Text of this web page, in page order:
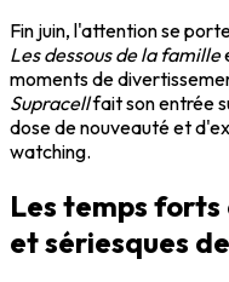
Fin juin, l'attention se
Les dessous de la famille
moments de
Supracellfait son entrée
dose de nouveauté et
watching.
Les temps
et sériesques